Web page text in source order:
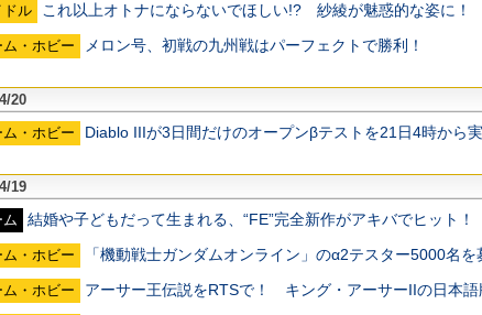
ドル これ以上オトナにならないでほしい!? 紗綾が魅惑的な姿に！
ム・ホビー メロン号、初戦の九州戦はパーフェクトで勝利！
20
ム・ホビー
Diablo IIIが3日間だけのオープンβテストを21日4時から実
19
ム
結婚や子どもだって生まれる、“FE”完全新作がアキバでヒット！
ム・ホビー 「機動戦士ガンダムオンライン」のα2テスター5000名を
ム・ホビー アーサー王伝説をRTSで！ キング・アーサーIIの日本語